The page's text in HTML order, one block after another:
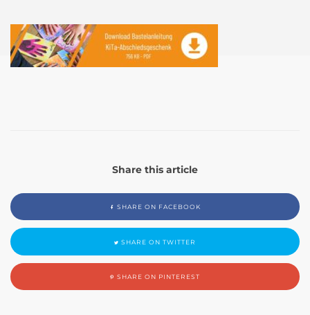
Share this article
SHARE ON FACEBOOK
SHARE ON TWITTER
SHARE ON PINTEREST